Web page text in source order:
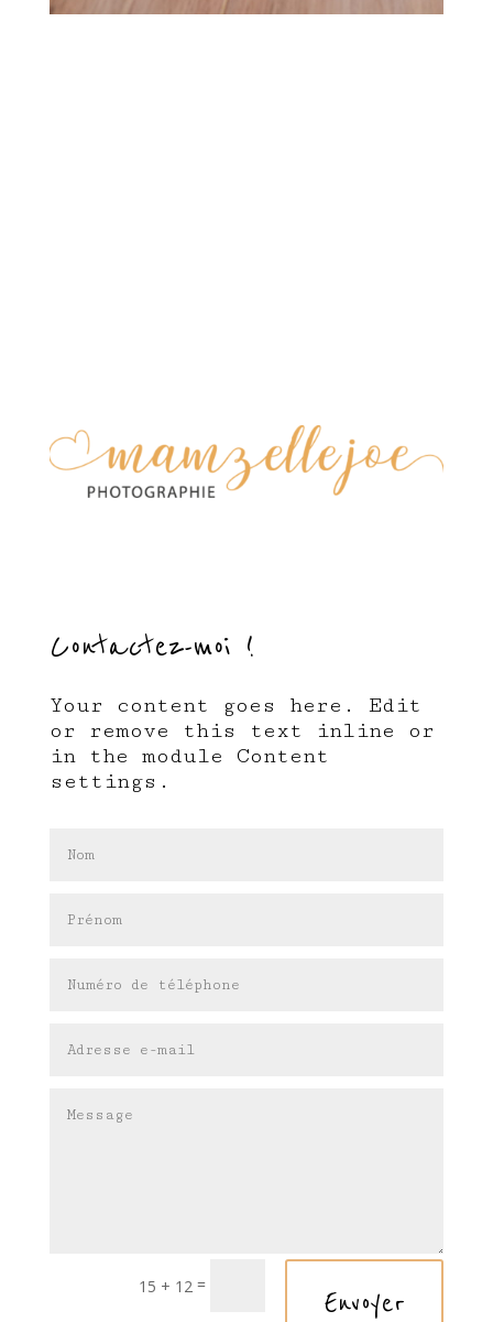
Contactez-moi !
Your content goes here. Edit
or remove this text inline or
in the module Content
settings.
15 + 12 =
Envoyer